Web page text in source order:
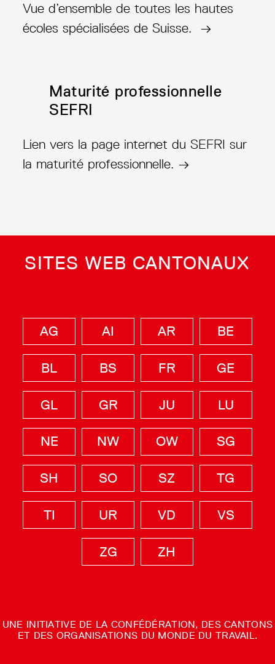
Vue d’ensemble de toutes les hautes
écoles spécialisées de Suisse. →
Maturité professionnelle
SEFRI
Lien vers la page internet du SEFRI sur
la maturité professionnelle. →
SITES WEB CANTONAUX
AG AI AR BE
BL BS FR GE
GL GR JU LU
NE NW OW SG
SH SO SZ TG
TI UR VD VS
ZG ZH
UNE INITIATIVE DE LA CONFÉDÉRATION, DES CANTONS
ET DES ORGANISATIONS DU MONDE DU TRAVAIL.